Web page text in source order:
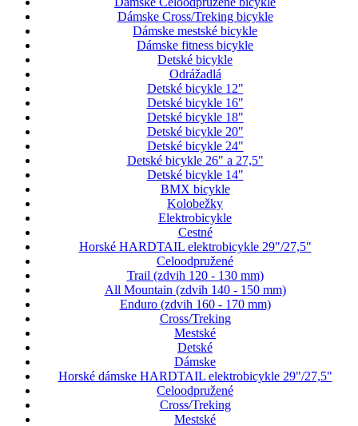
Dámske Cross/Treking bicykle
Dámske mestské bicykle
Dámske fitness bicykle
Detské bicykle
Odrážadlá
Detské bicykle 12"
Detské bicykle 16"
Detské bicykle 18"
Detské bicykle 20"
Detské bicykle 24"
Detské bicykle 26" a 27,5"
Detské bicykle 14"
BMX bicykle
Kolobežky
Elektrobicykle
Cestné
Horské HARDTAIL elektrobicykle 29"/27,5"
Celoodpružené
Trail (zdvih 120 - 130 mm)
All Mountain (zdvih 140 - 150 mm)
Enduro (zdvih 160 - 170 mm)
Cross/Treking
Mestské
Detské
Dámske
Horské dámske HARDTAIL elektrobicykle 29"/27,5"
Celoodpružené
Cross/Treking
Mestské